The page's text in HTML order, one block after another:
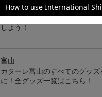
富山
カターレ富山の2025ユニフォ
しよう！
富山
カターレ富山のすべてのグッ
に！全グッズ一覧はこちら！